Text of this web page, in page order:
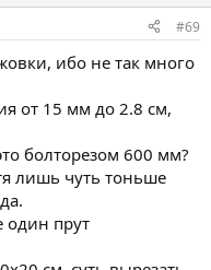
#69
ибо не так много
от 15 мм до 2.8 см,
болторезом 600 мм?
лишь чуть тоньше
один прут